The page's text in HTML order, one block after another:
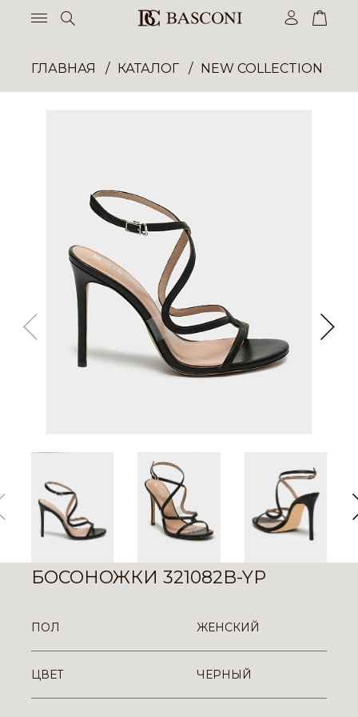
ГЛАВНАЯ КАТАЛОГ NEW COLLECTION
БОСОНОЖКИ 321082B-YP
ПОЛ ЖЕНСКИЙ
ЦВЕТ ЧЕРНЫЙ